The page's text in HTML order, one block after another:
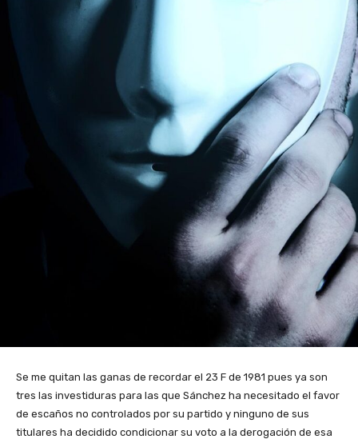
Se me quitan las ganas de recordar el 23 F de 1981 pues ya son
tres las investiduras para las que Sánchez ha necesitado el favor
de escaños no controlados por su partido y ninguno de sus
titulares ha decidido condicionar su voto a la derogación de esa